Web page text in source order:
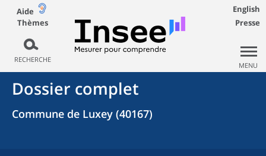
Aide
Thèmes
RECHERCHE
English
Presse
MENU
Dossier complet
Commune de Luxey (40167)